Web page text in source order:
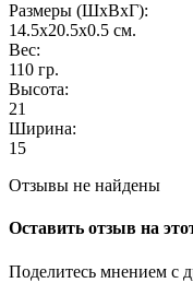
Размеры (ШxВxГ):
14.5x20.5x0.5 см.
Вес:
110 гр.
Высота:
21
Ширина:
15
Отзывы не найдены
Оставить отзыв на
Поделитесь мнением с